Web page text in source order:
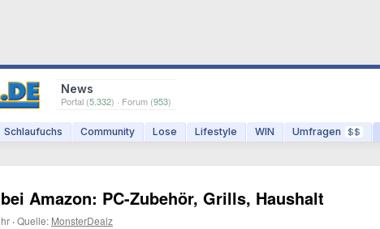
News
Portal (5.332) · Forum (953)
Schlaufuchs Community Lose Lifestyle WIN Umfragen $$
Amazon: PC-Zubehör, Grills, Haushalt
·Quelle: MonsterDealz